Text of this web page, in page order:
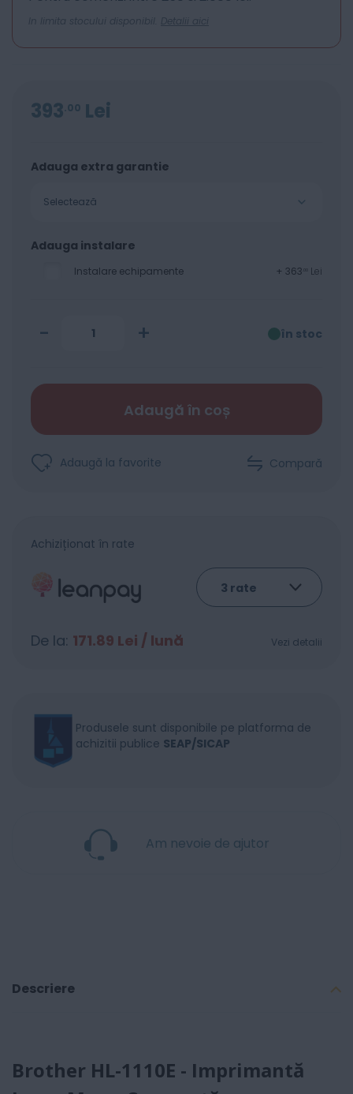
In limita stocului disponibil. Detalii aici
393 00 Lei
Adauga extra garantie
Selectează
Adauga instalare
Instalare echipamente + 363 Lei
- + în stoc
Adaugă în coș
Adaugă la favorite Compară
Achiziționat în rate
De la: 171.89 Lei / lună Vezi detalii
Produsele sunt disponibile pe platforma de
achizitii publice SEAP/SICAP
Am nevoie de ajutor
Descriere
Brother HL-1110E - Imprimantă